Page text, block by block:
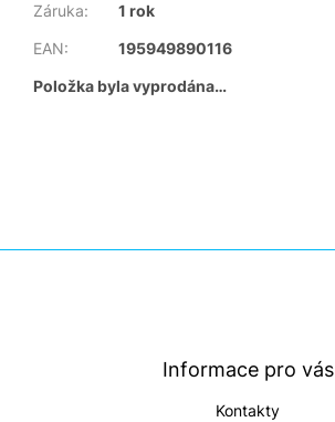
Záruka:
1 rok
EAN:
195949890116
Položka byla vyprodána…
Informace pro vás
Kontakty